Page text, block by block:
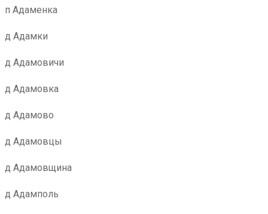
п Адаменка
д Адамки
д Адамовичи
д Адамовка
д Адамово
д Адамовцы
д Адамовщина
д Адамполь